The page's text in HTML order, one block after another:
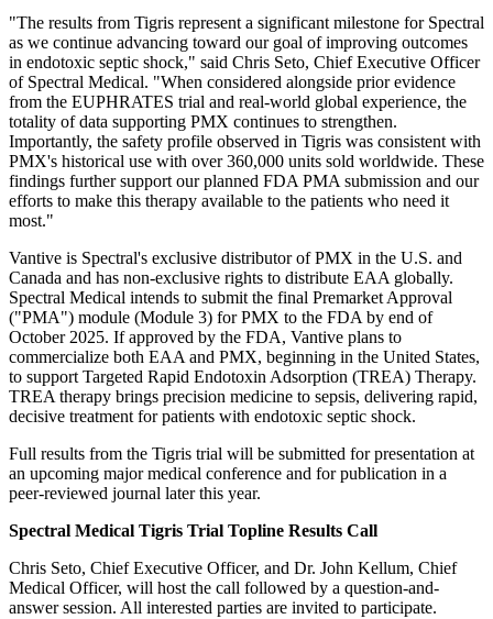
"The results from Tigris represent a significant milestone for Spectral
as we continue advancing toward our goal of improving outcomes
in endotoxic septic shock," said Chris Seto, Chief Executive Officer
of Spectral Medical. "When considered alongside prior evidence
from the EUPHRATES trial and real-world global experience, the
totality of data supporting PMX continues to strengthen.
Importantly, the safety profile observed in Tigris was consistent with
PMX's historical use with over 360,000 units sold worldwide. These
findings further support our planned FDA PMA submission and our
efforts to make this therapy available to the patients who need it
most."
Vantive is Spectral's exclusive distributor of PMX in the U.S. and
Canada and has non-exclusive rights to distribute EAA globally.
Spectral Medical intends to submit the final Premarket Approval
("PMA") module (Module 3) for PMX to the FDA by end of
October 2025. If approved by the FDA, Vantive plans to
commercialize both EAA and PMX, beginning in the United States,
to support Targeted Rapid Endotoxin Adsorption (TREA) Therapy.
TREA therapy brings precision medicine to sepsis, delivering rapid,
decisive treatment for patients with endotoxic septic shock.
Full results from the Tigris trial will be submitted for presentation at
an upcoming major medical conference and for publication in a
peer-reviewed journal later this year.
Spectral Medical Tigris Trial Topline Results Call
Chris Seto, Chief Executive Officer, and Dr. John Kellum, Chief
Medical Officer, will host the call followed by a question-and-
answer session. All interested parties are invited to participate.